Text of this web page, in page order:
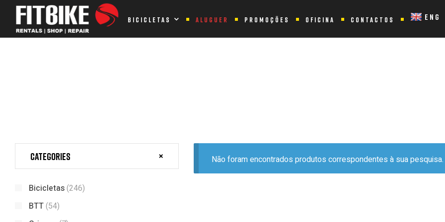
BICICLETAS ALUGUER PROMOÇÕES OFICINA CONTACTOS ENG
Home Page Produtos etiquetados com “CITADINA”
Não foram encontrados produtos correspondentes à sua pesquisa.
Categories
Bicicletas(246)
BTT(54)